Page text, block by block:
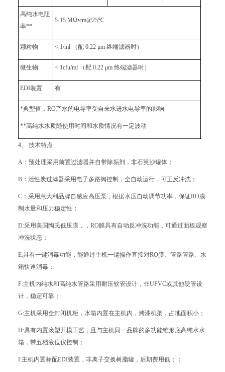
高纯水电阻
率**
5-15 MΩ•cm@25℃
颗粒物 < 1/ml （配 0.22 μm 终端滤器时）
微生物 < 1cfu/ml （配 0.22 μm 终端滤器时）
EDI装置 有
*典型值，RO产水的电导率受自来水进水电导率的影响
**高纯水水质随使用时间和水质情况有一定波动
4、 技术特点
A：预处理采用前置过滤器并自带除垢剂，非石英沙罐体；
B：活性炭过滤器采用电子多路阀控制，全自动运行，可正反冲洗；
C：采用意大利品牌自感应高压泵，根据水压自动调节功率，保证RO膜
制水量和压力稳定性；
D:采用美国陶氏低压膜，，RO膜具有自动反冲洗功能，可通过面板观察
冲洗状态；
E:具有一键消毒功能，能通过主机一键操作直接对RO膜、管路管路、水
箱快速消毒；
F:主机内纯水和高纯水管路采用耐压软管设计，非UPVC或其他硬管设
计，稳定可靠；
G:主机采用全封闭机柜，水箱内置在主机内，烤漆机架，占地面积小；
H:具有内置滚塑开模工艺，且与主机同一品牌的多功能锥形底高纯水水
箱，带五档液位仪控制；
I:主机内置标配EDI装置，非离子交换树脂罐，后期费用低；；